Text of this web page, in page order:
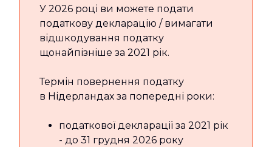
У 2026 році ви можете подати
податкову декларацію / вимагати
відшкодування податку
щонайпізніше за 2021 рік.
Термін повернення податку
в Нідерландах за попередні роки:
податкової декларації за 2021 рік
- до 31 грудня 2026 року